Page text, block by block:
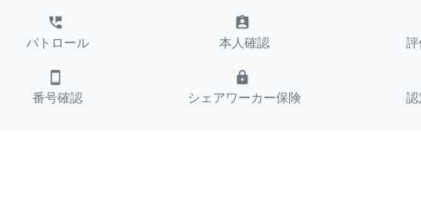
perm_phone_msg
パトロール
assignment_ind
本人確認
smartphone
番号確認
lock
シェアワーカー保険